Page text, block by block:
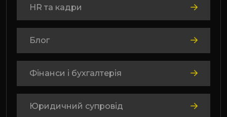
HR та кадри
Блог
Фінанси і бухгалтерія
Юридичний супровід